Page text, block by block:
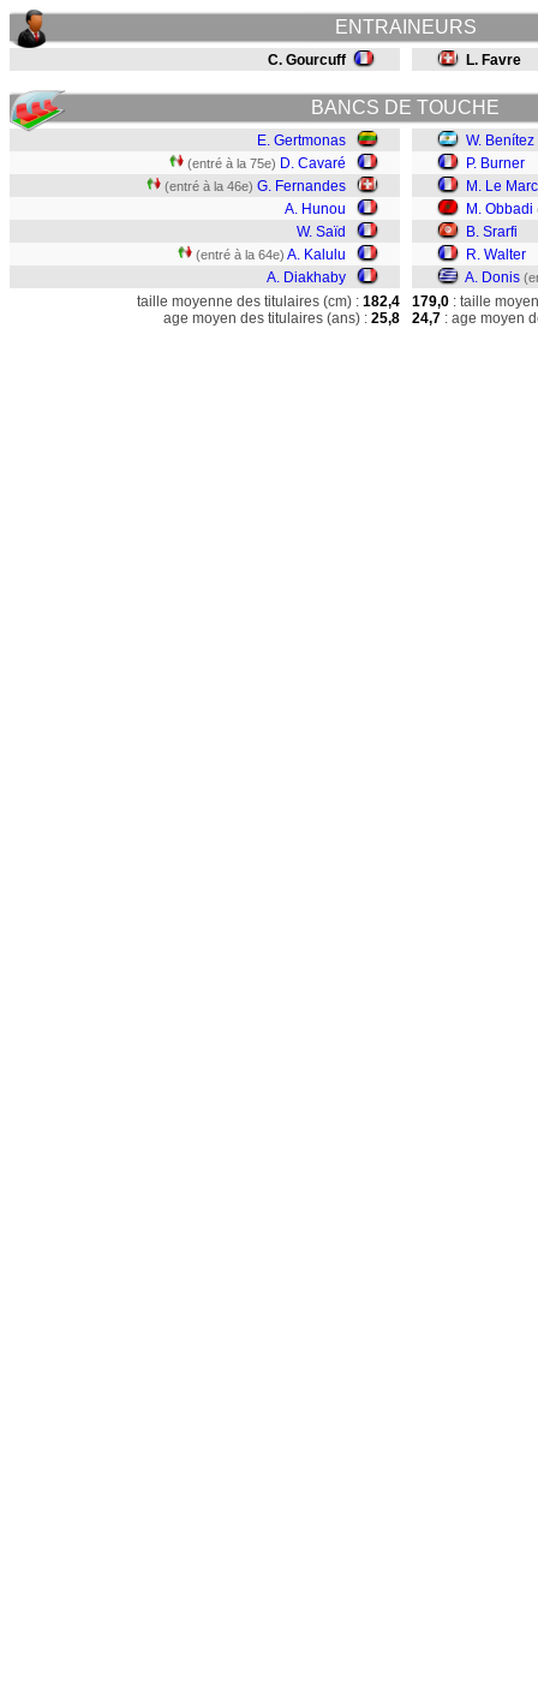
ENTRAINEURS
C. Gourcuff L. Favre
BANCS DE TOUCHE
E. Gertmonas
(entré à la 75e) D. Cavaré
(entré à la 46e) G. Fernandes
A. Hunou
W. Saïd
(entré à la 64e) A. Kalulu
A. Diakhaby
W. Benítez
P. Burner
M. Le
M. Obbadi
B. Srarfi
R. Walter
A. Donis
taille moyenne des titulaires (cm) : 182,4
age moyen des titulaires (ans) : 25,8
179,0 : taille
24,7 : age moyen